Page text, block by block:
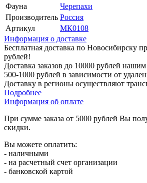
Фауна
Черепахи
Производитель Россия
Артикул
МК0108
Информация о доставке
Бесплатная доставка по Новосибирску
рублей!
Доставка заказов до 10000 рублей нашим
500-1000 рублей в зависимости от
Доставку в регионы осуществляют
Подробнее
Информация об оплате
При сумме заказа от 5000 рублей Вы
скидки.
Вы можете оплатить:
- наличными
- на расчетный счет организации
- банковской картой